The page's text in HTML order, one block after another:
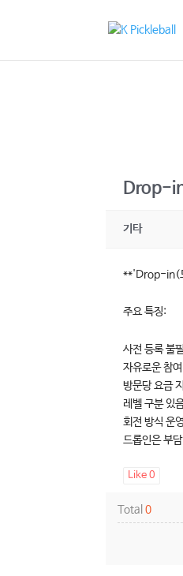
Drop-
기타
**'Drop-in(드
주요 특징:
사전 등록 불
자유로운 참
방문당 요금
레벨 구분 있
회전 방식 운
드롭인은 부
Like0
Total0